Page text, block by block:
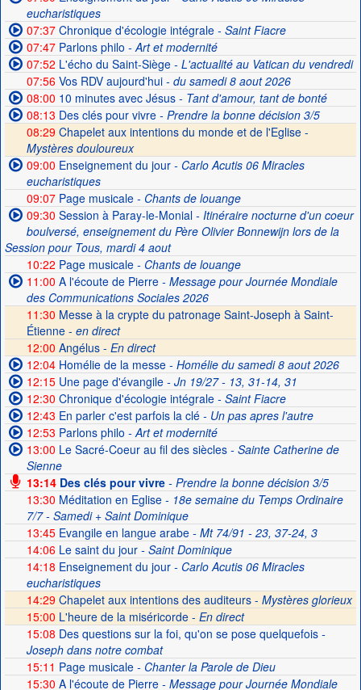
eucharistiques
07:37Chronique d'écologie intégrale- Saint Fiacre
07:47Parlons philo - Art et modernité
07:52 L'écho du Saint-Siège- L'actualité au Vatican du vendredi
07:56Vos RDV aujourd'hui- du samedi 8 aout 2026
08:00 10 minutes avec Jésus- Tant d'amour, tant de bonté
08:13 Des clés pour vivre- Prendre la bonne décision 3/5
08:29 Chapelet aux intentions du monde et de l'Eglise -
Mystères douloureux
09:00 Enseignement du jour- Carlo Acutis 06 Miracles
eucharistiques
09:07Page musicale- Chants de louange
09:30 Session à Paray-le-Monial- Itinéraire nocturne d'un coeur
boulversé, enseignement du Père Olivier Bonnewijn lors de la
Session pour Tous, mardi 4 aout
10:22 Page musicale- Chants de louange
11:00 A l'écoute de Pierre- Message pour Journée Mondiale
des Communications Sociales 2026
11:30 Messe à la crypte du patronage Saint-Joseph à Saint-
Étienne - en direct
12:00 Angélus - En direct
12:04Homélie de la messe- Homélie du samedi 8 aout 2026
12:15Une page d'évangile- Jn 19/27 - 13, 31-14, 31
12:30 Chronique d'écologie intégrale- Saint Fiacre
12:43 En parler c'est parfois la clé- Un pas apres l'autre
12:53 Parlons philo - Art et modernité
13:00 Le Sacré-Coeur au fil des siècles- Sainte Catherine de
Sienne
13:14Des clés pour vivre- Prendre la bonne décision 3/5
13:30 Méditation en Eglise- 18e semaine du Temps Ordinaire
7/7 - Samedi + Saint Dominique
13:45Evangile en langue arabe- Mt 74/91 - 23, 37-24, 3
14:06Le saint du jour- Saint Dominique
14:18 Enseignement du jour- Carlo Acutis 06 Miracles
eucharistiques
14:29 Chapelet aux intentions des auditeurs - Mystères glorieux
15:00 L'heure de la miséricorde - En direct
15:08 Des questions sur la foi, qu'on se pose quelquefois-
Joseph dans notre combat
15:11 Page musicale- Chanter la Parole de Dieu
15:30 A l'écoute de Pierre- Message pour Journée Mondiale